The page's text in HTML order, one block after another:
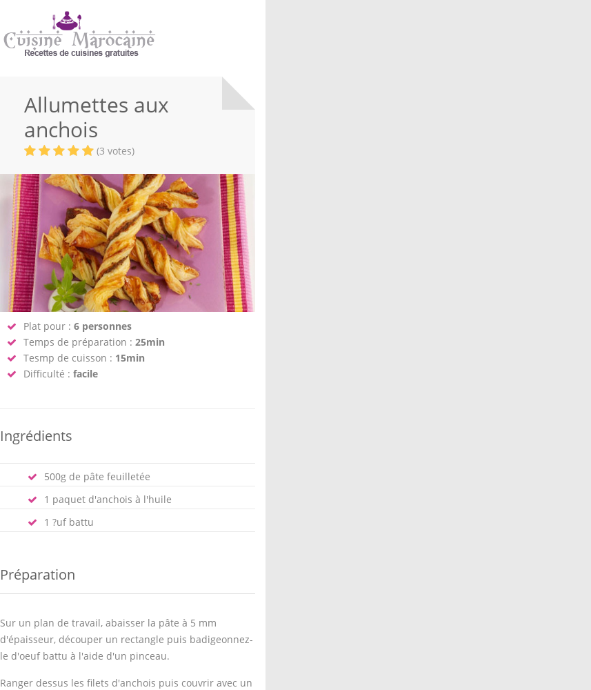
Allumettes aux
anchois
(3 votes)
Plat pour : 6 personnes
Temps de préparation : 25min
Tesmp de cuisson : 15min
Difficulté : facile
Ingrédients
500g de pâte feuilletée
1 paquet d'anchois à l'huile
1 ?uf battu
Préparation
Sur un plan de travail, abaisser la pâte à 5 mm
d'épaisseur, découper un rectangle puis badigeonnez-
le d'oeuf battu à l'aide d'un pinceau.
Ranger dessus les filets d'anchois puis couvrir avec un